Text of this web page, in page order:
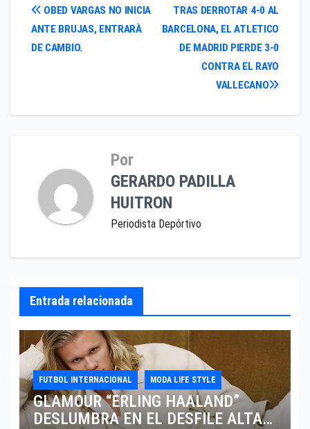
Navegación
de
TRAS DERROTAR 4-0 AL
BARCELONA, EL ATLETICO
DE MADRID PIERDE 3-0
CONTRA EL RAYO
VALLECANO
OBED VARGAS NO INICIA
ANTE BRUJAS, ENTRARÀ
DE CAMBIO.
Por
GERARDO PADILLA
HUITRON
Periodista Depórtivo
Entrada relacionada
FUTBOL INTERNACIONAL MODA LIFE STYLE
GLAMOUR “ERLING HAALAND”
DESLUMBRA EN EL DESFILE ALTA